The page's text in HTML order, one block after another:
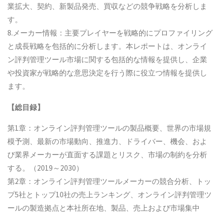
業拡大、契約、新製品発売、買収などの競争戦略を分析しま
す。
8.メーカー情報：主要プレイヤーを戦略的にプロファイリング
と成長戦略を包括的に分析します。本レポートは、オンライ
ン評判管理ツール市場に関する包括的な情報を提供し、企業
や投資家が戦略的な意思決定を行う際に役立つ情報を提供し
ます。
【総目録】
第1章：オンライン評判管理ツールの製品概要、世界の市場規
模予測、最新の市場動向、推進力、ドライバー、機会、およ
び業界メーカーが直面する課題とリスク、市場の制約を分析
する。（2019～2030）
第2章：オンライン評判管理ツールメーカーの競合分析、トッ
プ5社とトップ10社の売上ランキング、オンライン評判管理ツ
ールの製造拠点と本社所在地、製品、売上および市場集中